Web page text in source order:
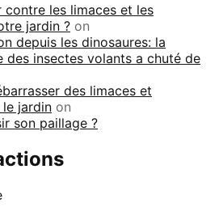
contre les limaces et les
jardin ? on
depuis les dinosaures: la
des insectes volants a chuté de
des limaces et
jardin on
son paillage ?